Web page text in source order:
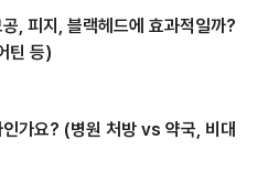
, 피지, 블랙헤드에 효과적일까?
틴 등)
가요? (병원 처방 vs 약국, 비대